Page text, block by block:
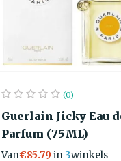
(0)
Guerlain Jicky Eau
Parfum (75ML)
Van€85.79in 3winkels